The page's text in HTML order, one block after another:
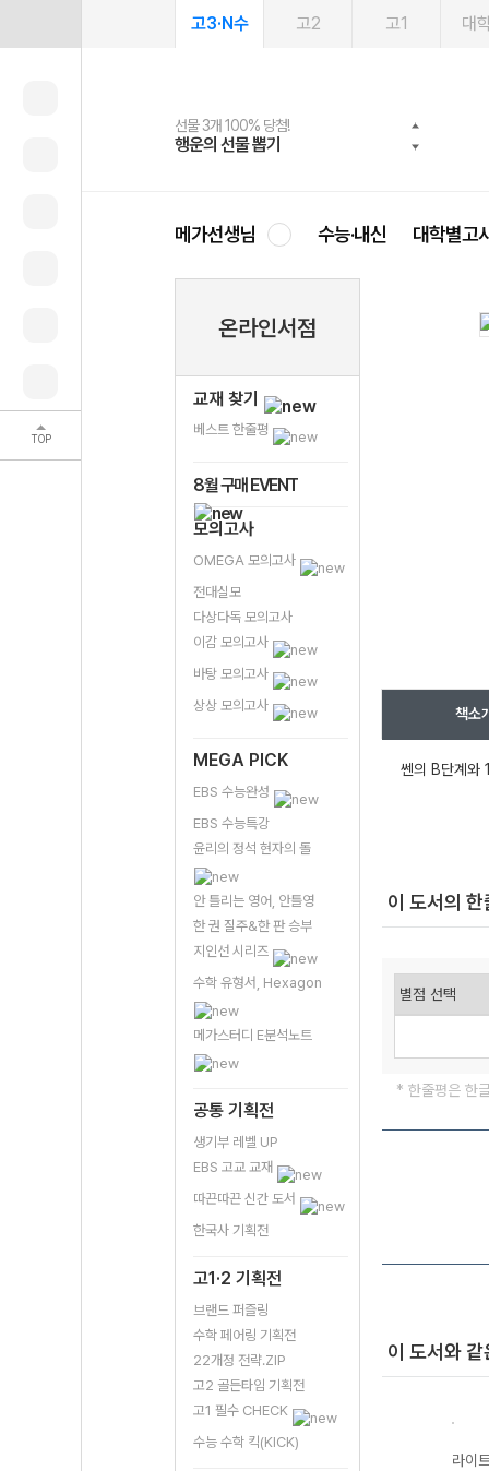
TOP
고3·N수 고2 고1 대
선물 3개 100% 당첨!
행운의 선물 뽑기
선물 100% 증정!
메가스터디 X 올리브
여름방학 스터디 캐시백
메가런 썸머스쿨
2027 러셀 단과
강사 공개선발
스마트러닝앱
설문 EVENT
메가패스
3일 무료 체험권
메가패스 수강생 무료혜택!
메가클럽 멤버십
사회공헌 캠페인
희망이룸 메가나눔
메가선생님 수능·내신 대학별고
온라인서점
교재 찾기
베스트 한줄평
8월 구매 EVENT
모의고사
OMEGA 모의고사
전대실모
다상다독 모의고사
이감 모의고사
바탕 모의고사
상상 모의고사
MEGA PICK
EBS 수능완성
EBS 수능특강
윤리의 정석 현자의 돌
안 틀리는 영어, 안틀영
한 권 질주&한 판 승부
지인선 시리즈
수학 유형서, Hexagon
메가스터디 E분석노트
공통 기획전
생기부 레벨 UP
EBS 고교 교재
따끈따끈 신간 도서
한국사 기획전
고1·2 기획전
브랜드 퍼즐링
수학 페어링 기획전
22개정 전략.ZIP
고2 골든타임 기획전
고1 필수 CHECK
수능 수학 킥(KICK)
책소
쎈의 B단계와
이 도서의 한
* 한줄평은 한
이 도서와
라이